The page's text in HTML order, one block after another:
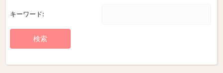
キーワード: